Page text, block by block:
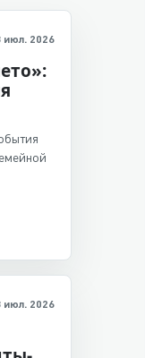
июл. 2026
июл. 2026